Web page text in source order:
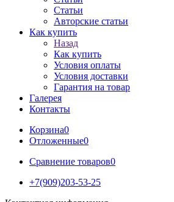
Статьи
Авторские статьи
Как купить
Назад
Как купить
Условия оплаты
Условия доставки
Гарантия на товар
Галерея
Контакты
Корзина0
Отложенные0
Сравнение товаров0
+7(909)203-53-25